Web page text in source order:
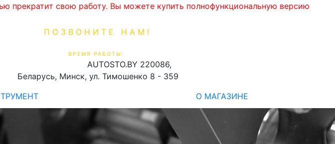
прекратит свою работу. Вы можете купить полнофункциональную версию
ПОЗВОНИТЕ НАМ!
ВРЕМЯ РАБОТЫ:
AUTOSTO.BY 220086,
Беларусь, Минск, ул. Тимошенко 8 - 359
О МАГАЗИНЕ